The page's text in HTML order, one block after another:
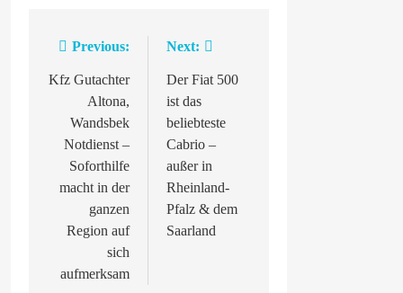
Beitragsnavigation
Previous:
Kfz Gutachter
Altona,
Wandsbek
Notdienst –
Soforthilfe
macht in der
ganzen
Region auf
sich
aufmerksam
Next:
Der Fiat 500
ist das
beliebteste
Cabrio –
außer in
Rheinland-
Pfalz & dem
Saarland